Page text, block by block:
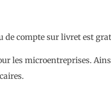
compte sur livret est
les microentreprises.